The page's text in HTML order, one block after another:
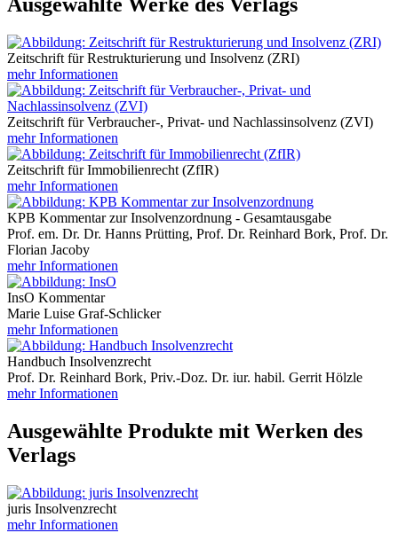
Zeitschrift für Restrukturierung und Insolvenz (ZRI)
mehr Informationen
Zeitschrift für Verbraucher-, Privat- und Nachlassinsolvenz (ZVI)
mehr Informationen
Zeitschrift für Immobilienrecht (ZfIR)
mehr Informationen
KPB Kommentar zur Insolvenzordnung - Gesamtausgabe
Prof. em. Dr. Dr. Hanns Prütting, Prof. Dr. Reinhard Bork, Prof. Dr.
Florian Jacoby
mehr Informationen
InsO Kommentar
Marie Luise Graf-Schlicker
mehr Informationen
Handbuch Insolvenzrecht
Prof. Dr. Reinhard Bork, Priv.-Doz. Dr. iur. habil. Gerrit Hölzle
mehr Informationen
Ausgewählte Produkte mit Werken des
Verlags
juris Insolvenzrecht
mehr Informationen